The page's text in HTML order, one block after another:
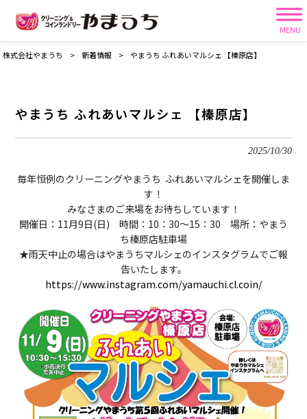
MENU
株式会社やまうち > 新着情報 > やまうち ふれあいマルシェ 【榛原店】
やまうち ふれあいマルシェ 【榛原店】
2025/10/30
毎年恒例のクリーニングやまうち ふれあいマルシェを開催しま
す！
みなさまのご来場をお待ちしています！
開催日：11月9日(日) 時間：10：30～15：30 場所：やまう
ち榛原店駐車場
★雨天中止の場合はやまうちマルシェのインスタグラムでご報
告いたします。
https://www.instagram.com/yamauchi.cl.coin/